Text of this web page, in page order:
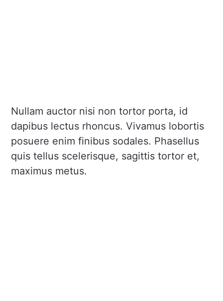
Nullam auctor nisi non tortor porta, id
dapibus lectus rhoncus. Vivamus lobortis
posuere enim finibus sodales. Phasellus
quis tellus scelerisque, sagittis tortor et,
maximus metus.